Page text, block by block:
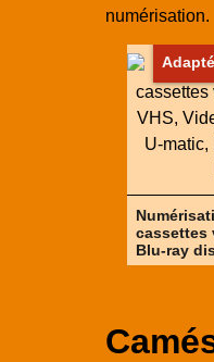
numérisation.
cassettes
Blu-ray